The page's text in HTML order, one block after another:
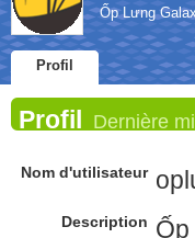
Ốp Lưng
Profil
Profil Dernière
Nom d'utilisateur
Description